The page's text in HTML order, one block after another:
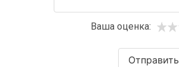
Ваша оценка:
Отправить